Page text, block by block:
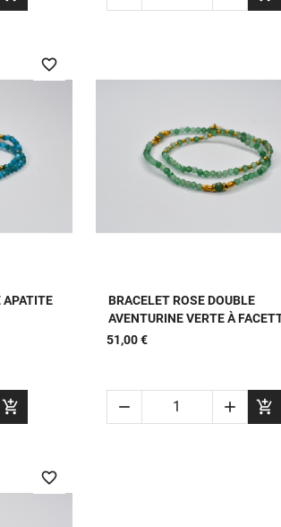
favorite_border
APATITE

APERÇU RAPIDE
BRACELET ROSE DOUBLE
AVENTURINE VERTE À
51,00 €
  
favorite_border